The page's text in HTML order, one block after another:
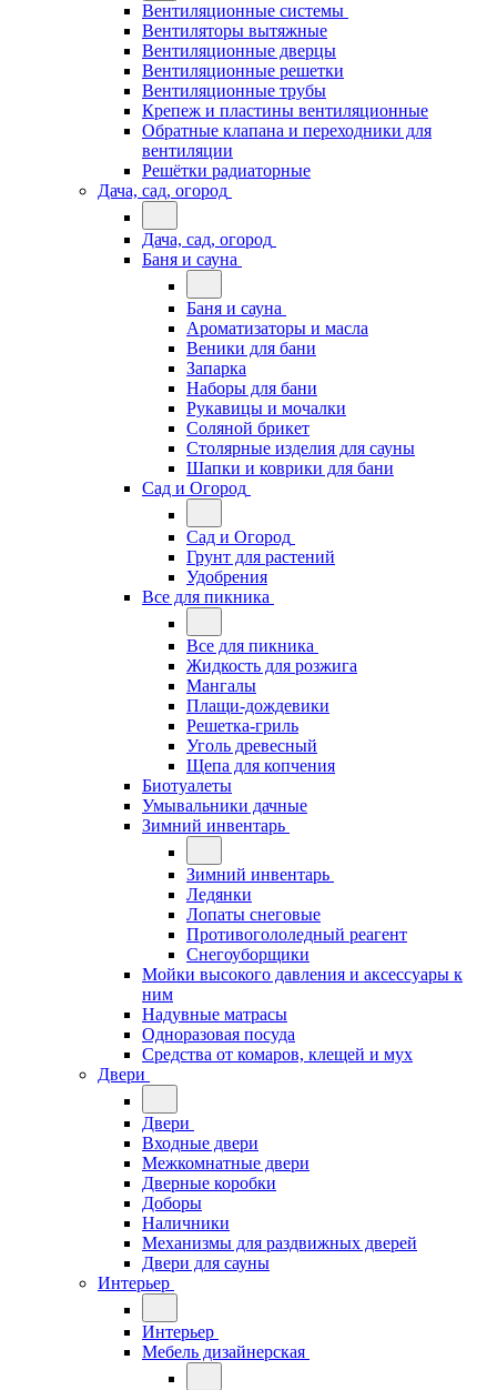
Вентиляционные системы
Вентиляторы вытяжные
Вентиляционные дверцы
Вентиляционные решетки
Вентиляционные трубы
Крепеж и пластины вентиляционные
Обратные клапана и переходники для
вентиляции
Решётки радиаторные
Дача, сад, огород
Дача, сад, огород
Баня и сауна
Баня и сауна
Ароматизаторы и масла
Веники для бани
Запарка
Наборы для бани
Рукавицы и мочалки
Соляной брикет
Столярные изделия для сауны
Шапки и коврики для бани
Сад и Огород
Сад и Огород
Грунт для растений
Удобрения
Все для пикника
Все для пикника
Жидкость для розжига
Мангалы
Плащи-дождевики
Решетка-гриль
Уголь древесный
Щепа для копчения
Биотуалеты
Умывальники дачные
Зимний инвентарь
Зимний инвентарь
Ледянки
Лопаты снеговые
Противогололедный реагент
Снегоуборщики
Мойки высокого давления и аксессуары к
ним
Надувные матрасы
Одноразовая посуда
Средства от комаров, клещей и мух
Двери
Двери
Входные двери
Межкомнатные двери
Дверные коробки
Доборы
Наличники
Механизмы для раздвижных дверей
Двери для сауны
Интерьер
Интерьер
Мебель дизайнерская